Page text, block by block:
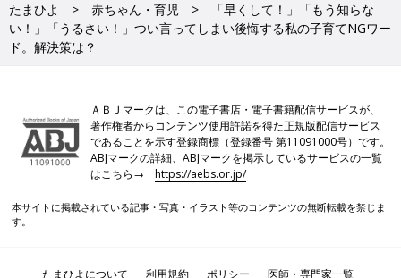
たまひよ 赤ちゃん・育児
「早くして！」「もう知らな
い！」「うるさい！」つい言ってしまい後悔する私の子育てNGワー
ド。解決策は？
ＡＢＪマークは、この電子書店・電子書籍配信サービスが、
著作権者からコンテンツ使用許諾を得た正規版配信サービス
であることを示す登録商標（登録番号 第11091000号）です。
ABJマークの詳細、ABJマークを掲示しているサービスの一覧
はこちら→https://aebs.or.jp/
本サイトに掲載されている記事・写真・イラスト等のコンテンツの無断転載を禁じま
す。
たまひよについて 利用規約 ポリシー 医師・専門家一覧